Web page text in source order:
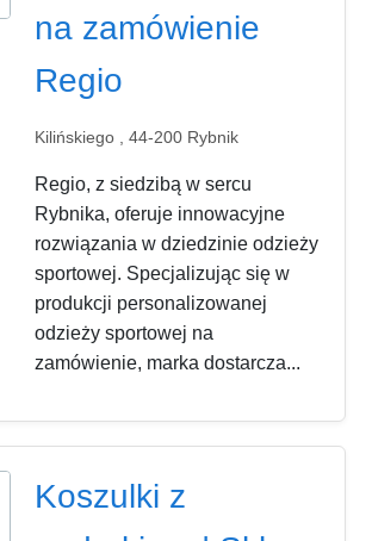
na zamówienie
Regio
Kilińskiego , 44-200 Rybnik
Regio, z siedzibą w sercu
Rybnika, oferuje innowacyjne
rozwiązania w dziedzinie odzieży
sportowej. Specjalizując się w
produkcji personalizowanej
odzieży sportowej na
zamówienie, marka dostarcza...
Koszulki z